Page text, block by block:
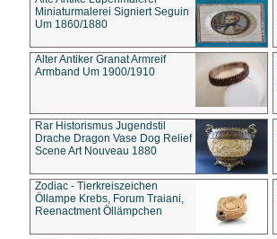
Miniaturmalerei Signiert Seguin
Um 1860/1880
Alter Antiker Granat Armreif
Armband Um 1900/1910
Rar Historismus Jugendstil
Drache Dragon Vase Dog Relief
Scene Art Nouveau 1880
Zodiac - Tierkreiszeichen
Öllampe Krebs, Forum Traiani,
Reenactment Öllämpchen